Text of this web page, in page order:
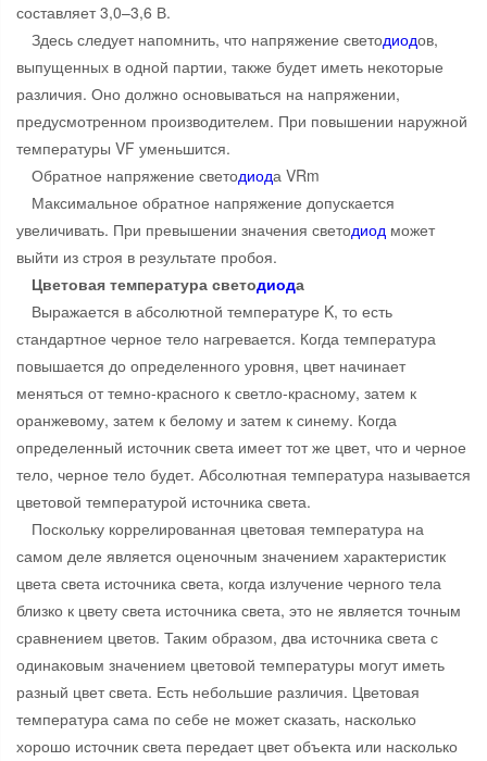
составляет 3,0–3,6 В.
Здесь следует напомнить, что напряжение светодиодов,
выпущенных в одной партии, также будет иметь некоторые
различия. Оно должно основываться на напряжении,
предусмотренном производителем. При повышении наружной
температуры VF уменьшится.
Обратное напряжение светодиода VRm
Максимальное обратное напряжение допускается
увеличивать. При превышении значения светодиод может
выйти из строя в результате пробоя.
Цветовая температура светодиода
Выражается в абсолютной температуре K, то есть
стандартное черное тело нагревается. Когда температура
повышается до определенного уровня, цвет начинает
меняться от темно-красного к светло-красному, затем к
оранжевому, затем к белому и затем к синему. Когда
определенный источник света имеет тот же цвет, что и черное
тело, черное тело будет. Абсолютная температура называется
цветовой температурой источника света.
Поскольку коррелированная цветовая температура на
самом деле является оценочным значением характеристик
цвета света источника света, когда излучение черного тела
близко к цвету света источника света, это не является точным
сравнением цветов. Таким образом, два источника света с
одинаковым значением цветовой температуры могут иметь
разный цвет света. Есть небольшие различия. Цветовая
температура сама по себе не может сказать, насколько
хорошо источник света передает цвет объекта или насколько